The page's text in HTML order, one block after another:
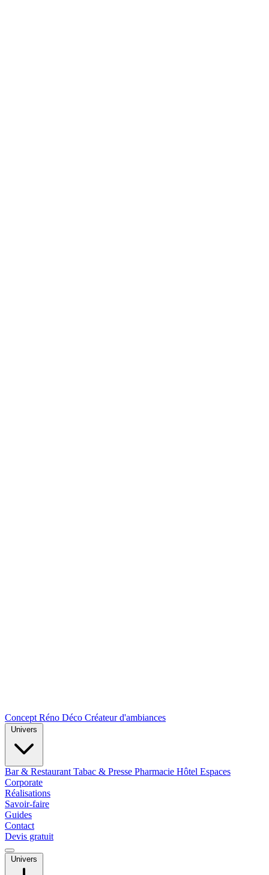
Concept Réno Déco Créateur d'ambiances
Bar & Restaurant Tabac & Presse Pharmacie Hôtel Espaces
Corporate
Réalisations
Savoir-faire
Guides
Contact
Devis gratuit
Univers